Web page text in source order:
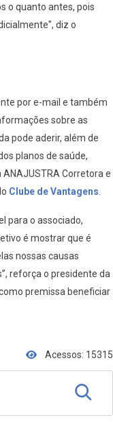
o quanto antes, pois
diz o
por e-mail e também
sobre as
pode aderir, além de
planos de saúde,
Corretora e
Clube de Vantagens
para o associado,
é mostrar que é
nossas causas
reforça o presidente da
premissa beneficiar
Acessos: 15315